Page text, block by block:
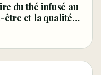
du thé infusé au
être et la qualité